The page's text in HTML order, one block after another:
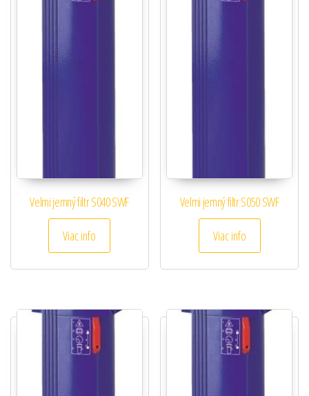
Velmi jemný filtr S040 SWF
Viac info
Velmi jemný filtr S050 SWF
Viac info